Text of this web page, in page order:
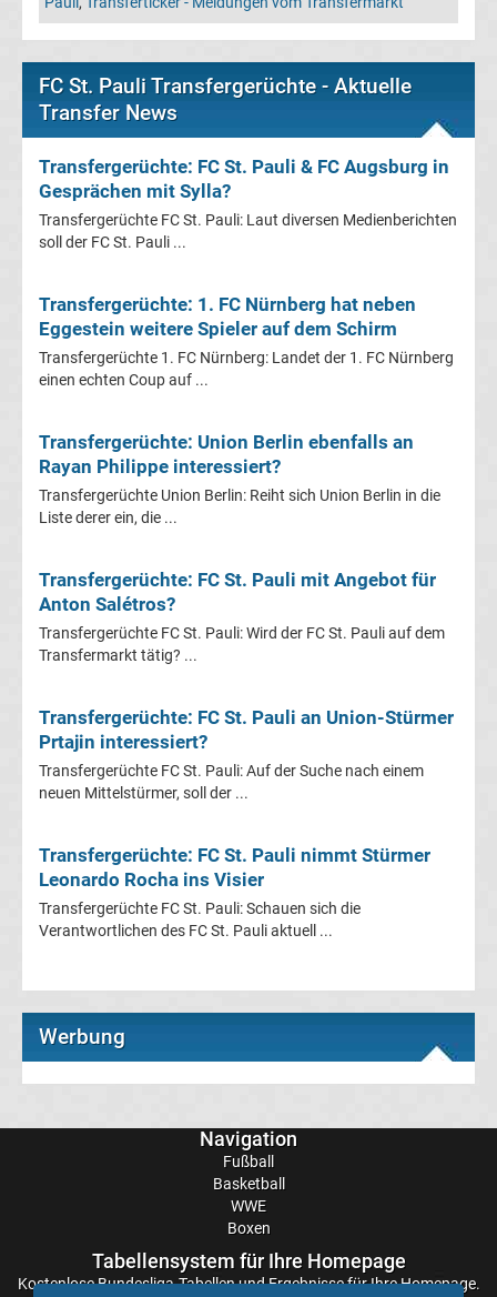
Arminia
Bielefeld
Transfergerüchte
Bayer
Leverkusen
Transfergerüchte
München
Transfergerüchte
Borussia
Dortmund
Borussia
Mönchengladbach
Transfergerüchte
Chemnitzer
Dresden
FC St. Pauli Transfergerüchte - Aktuelle
Transfer News
Transfergerüchte: FC St. Pauli & FC Augsburg in
Gesprächen mit Sylla?
Transfergerüchte FC St. Pauli: Laut diversen Medienberichten
soll der FC St. Pauli ...
Transfergerüchte: 1. FC Nürnberg hat neben
Eggestein weitere Spieler auf dem Schirm
Transfergerüchte 1. FC Nürnberg: Landet der 1. FC Nürnberg
einen echten Coup auf ...
Transfergerüchte: Union Berlin ebenfalls an
Rayan Philippe interessiert?
Transfergerüchte Union Berlin: Reiht sich Union Berlin in die
Liste derer ein, die ...
Transfergerüchte: FC St. Pauli mit Angebot für
Anton Salétros?
Transfergerüchte FC St. Pauli: Wird der FC St. Pauli auf dem
Transfermarkt tätig? ...
Transfergerüchte: FC St. Pauli an Union-Stürmer
Prtajin interessiert?
Transfergerüchte FC St. Pauli: Auf der Suche nach einem
neuen Mittelstürmer, soll der ...
Transfergerüchte: FC St. Pauli nimmt Stürmer
Leonardo Rocha ins Visier
Transfergerüchte FC St. Pauli: Schauen sich die
Verantwortlichen des FC St. Pauli aktuell ...
Werbung
Navigation
Fußball
Basketball
WWE
Boxen
Tabellensystem für Ihre Homepage
KostenloseBundesliga-Tabellenund Ergebnisse für Ihre Homepage.